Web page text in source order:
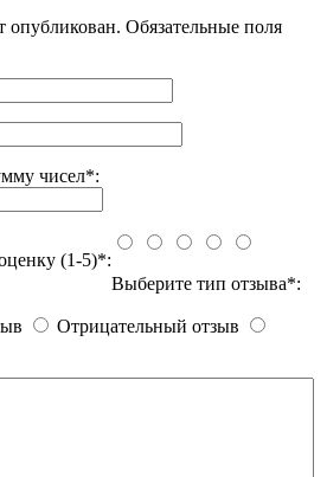
опубликован. Обязательные поля
чисел*:
(1-5)*:
Выберите тип отзыва*:
Отрицательный отзыв